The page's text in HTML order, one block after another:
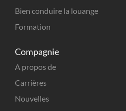
Bien conduire la louange
Formation
Compagnie
A propos de
Carrières
Nouvelles